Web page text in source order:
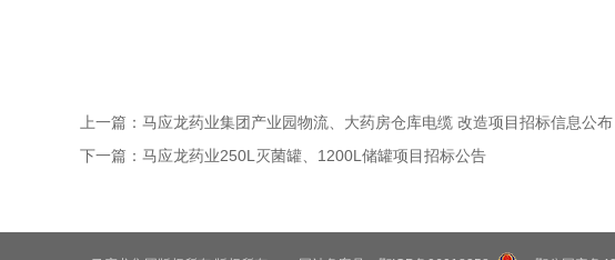
上一篇： 马应龙药业集团产业园物流、大药房仓库电缆 改造项目招标信息公布
下一篇： 马应龙药业250L灭菌罐、1200L储罐项目招标公告